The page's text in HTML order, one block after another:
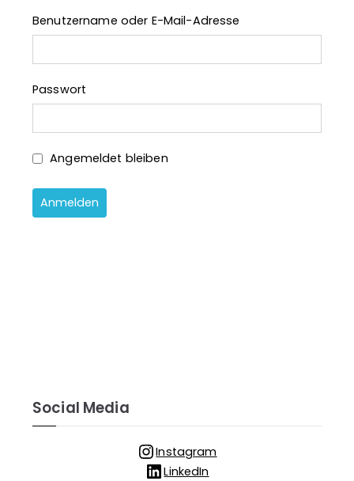
Benutzername oder E-Mail-Adresse
Passwort
Angemeldet bleiben
Social Media
Instagram
LinkedIn